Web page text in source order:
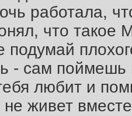
работала,
что такое
подумай
- сам поймешь
любит и
не живет